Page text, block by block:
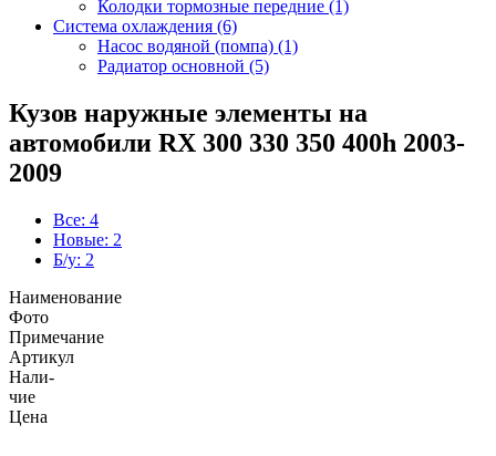
Колодки тормозные передние (1)
Система охлаждения (6)
Насос водяной (помпа) (1)
Радиатор основной (5)
Кузов наружные элементы на
автомобили RX 300 330 350 400h 2003-
2009
Все: 4
Новые: 2
Б/у: 2
Наименование
Фото
Примечание
Артикул
Нали-
чие
Цена